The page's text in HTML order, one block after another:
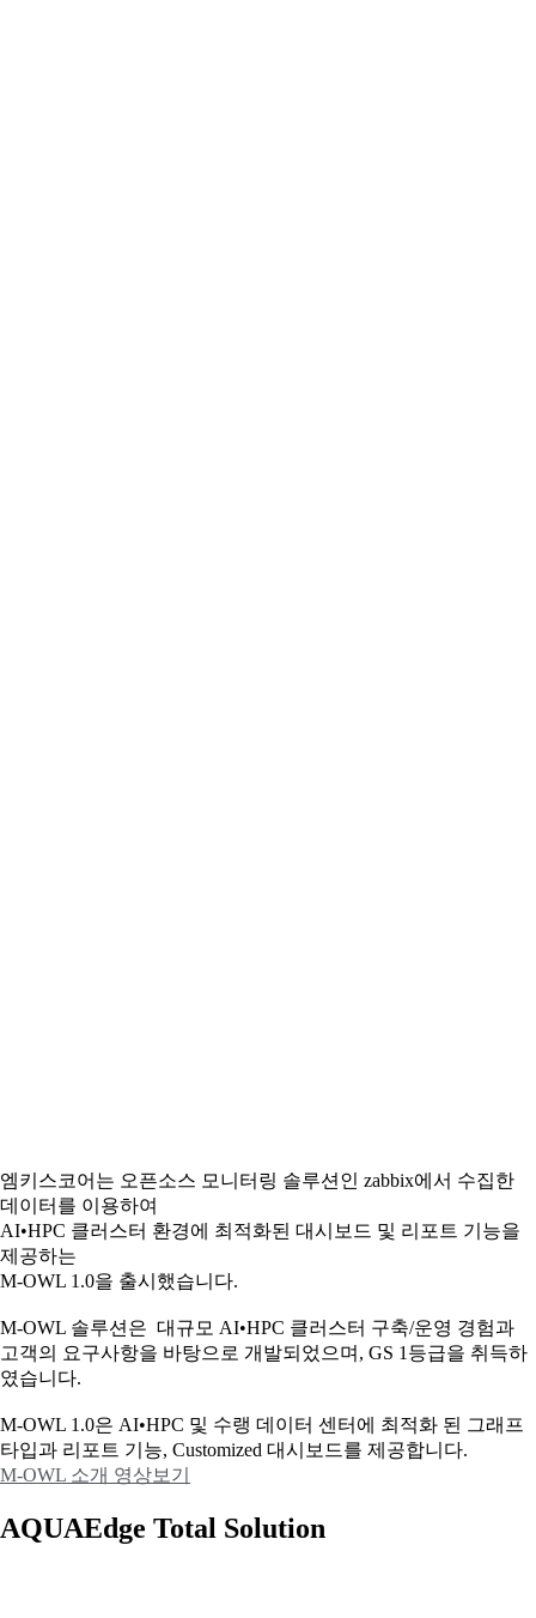
엠키스코어는 오픈소스 모니터링 솔루션인 zabbix에서 수집한
데이터를 이용하여
AI•HPC 클러스터 환경에 최적화된 대시보드 및 리포트 기능을
제공하는
M-OWL 1.0을 출시했습니다.
M-OWL 솔루션은 대규모 AI•HPC 클러스터 구축/운영 경험과
고객의 요구사항을 바탕으로 개발되었으며, GS 1등급을 취득하
였습니다.
M-OWL 1.0은 AI•HPC 및 수랭 데이터 센터에 최적화 된 그래프
타입과 리포트 기능, Customized 대시보드를 제공합니다.
M-OWL 소개 영상보기
AQUAEdge Total Solution